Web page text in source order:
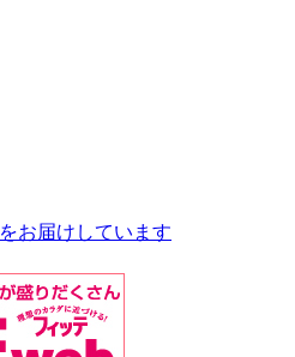
お届けしています